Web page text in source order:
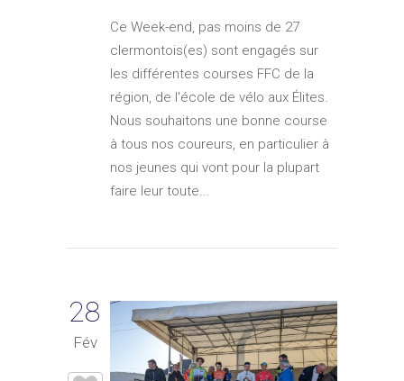
Ce Week-end, pas moins de 27
clermontois(es) sont engagés sur
les différentes courses FFC de la
région, de l'école de vélo aux Élites.
Nous souhaitons une bonne course
à tous nos coureurs, en particulier à
nos jeunes qui vont pour la plupart
faire leur toute...
28
Fév